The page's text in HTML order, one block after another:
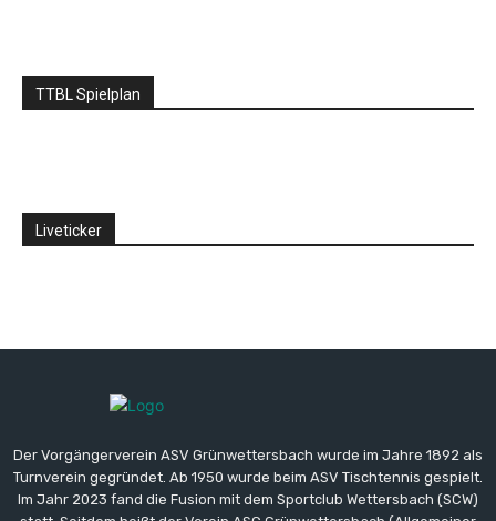
TTBL Spielplan
Liveticker
Der Vorgängerverein ASV Grünwettersbach wurde im Jahre 1892 als
Turnverein gegründet. Ab 1950 wurde beim ASV Tischtennis gespielt.
Im Jahr 2023 fand die Fusion mit dem Sportclub Wettersbach (SCW)